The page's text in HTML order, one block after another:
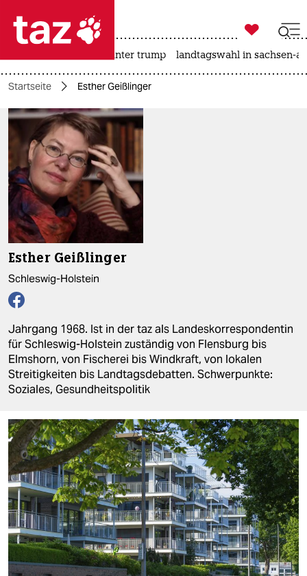
 taz zahl ich
taz zahl ich
themen
politik
öko
gesellschaft
kultur
sport
berlin
nord
wahrheit
verlag
verlag
veranstaltungen
shop
fragen & hilfe
unterstützen
abo

taz zahl ich
usa unter trump landtagswahl in sachsen-
Startseite Esther Geißlinger
Esther Geißlinger
Schleswig-Holstein
Jahrgang 1968. Ist in der taz als Landeskorrespondentin
für Schleswig-Holstein zuständig von Flensburg bis
Elmshorn, von Fischerei bis Windkraft, von lokalen
Streitigkeiten bis Landtagsdebatten. Schwerpunkte:
Soziales, Gesundheitspolitik